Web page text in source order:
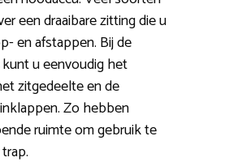
een draaibare zitting die u
en afstappen. Bij de
u eenvoudig het
zitgedeelte en de
Zo hebben
ruimte om gebruik te